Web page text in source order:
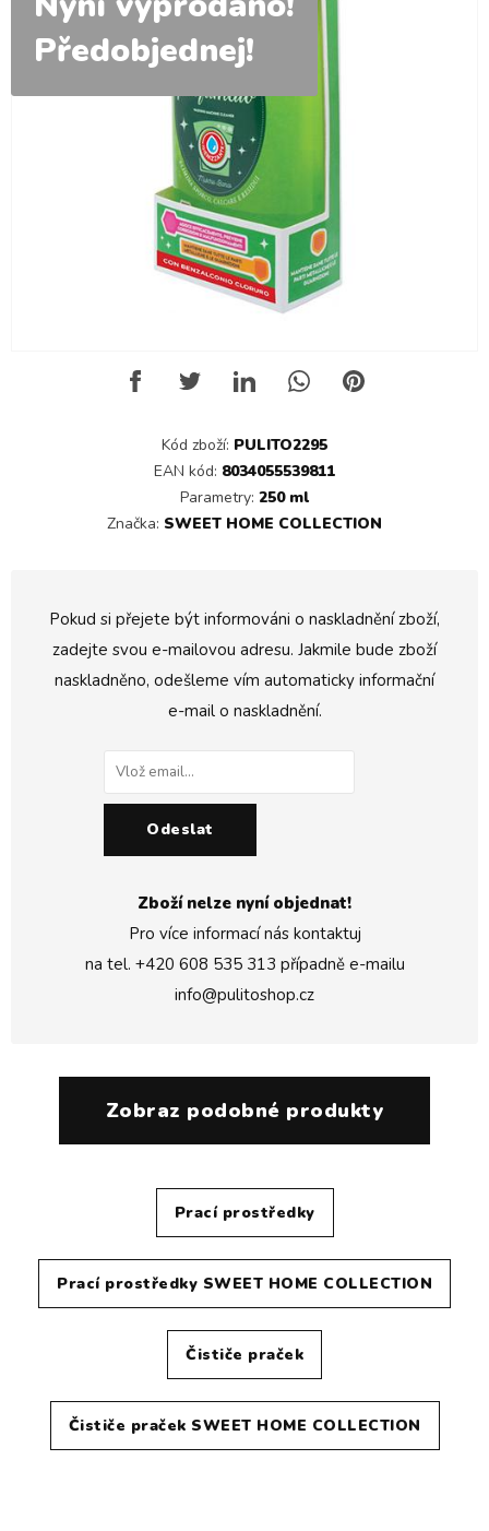
Předobjednej!
Kód zboží: PULITO2295
EAN kód: 8034055539811
Parametry: 250 ml
Značka: SWEET HOME COLLECTION
Pokud si přejete být informováni o naskladnění zboží,
zadejte svou e-mailovou adresu. Jakmile bude zboží
naskladněno, odešleme vím automaticky informační
e-mail o naskladnění.
Odeslat
Zboží nelze nyní objednat!
Pro více informací nás kontaktuj
na tel. +420 608 535 313 případně e-mailu
info@pulitoshop.cz
Zobraz podobné produkty
Prací prostředky
Prací prostředky SWEET HOME COLLECTION
Čističe praček
Čističe praček SWEET HOME COLLECTION